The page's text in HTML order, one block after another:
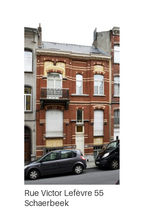
Rue Victor Lefèvre 55
Schaerbeek